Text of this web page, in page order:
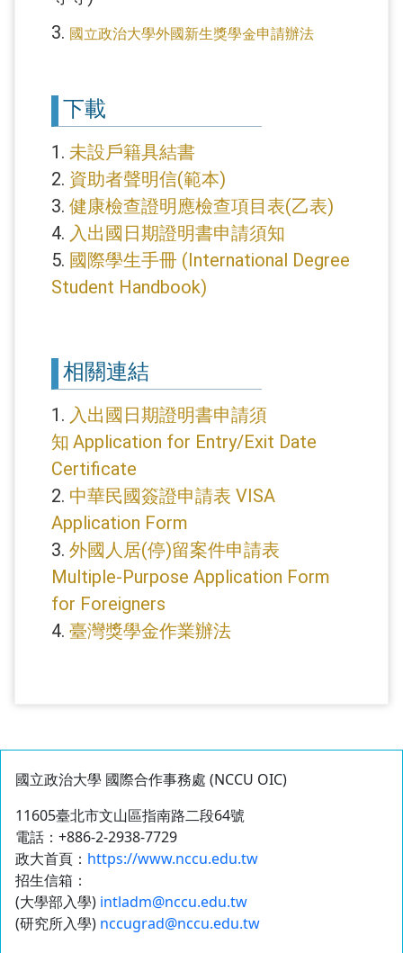
3. 國立政治大學外國新生獎學金申請辦法
下載
1. 未設戶籍具結書
2. 資助者聲明信(範本)
3. 健康檢查證明應檢查項目表(乙表)
4. 入出國日期證明書申請須知
5. 國際學生手冊 (International Degree
Student Handbook)
相關連結
1. 入出國日期證明書申請須
知 Application for Entry/Exit Date
Certificate
2. 中華民國簽證申請表 VISA
Application Form
3. 外國人居(停)留案件申請表
Multiple-Purpose Application Form
for Foreigners
4. 臺灣獎學金作業辦法
國立政治大學 國際合作事務處 (NCCU OIC)
11605臺北市文山區指南路二段64號
電話：+886-2-2938-7729
政大首頁： https://www.nccu.edu.tw
招生信箱：
(大學部入學) intladm@nccu.edu.tw
(研究所入學) nccugrad@nccu.edu.tw